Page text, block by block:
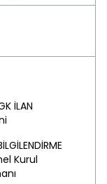
İLAN
Kurul